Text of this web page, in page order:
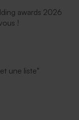
awards 2026
!
une liste"